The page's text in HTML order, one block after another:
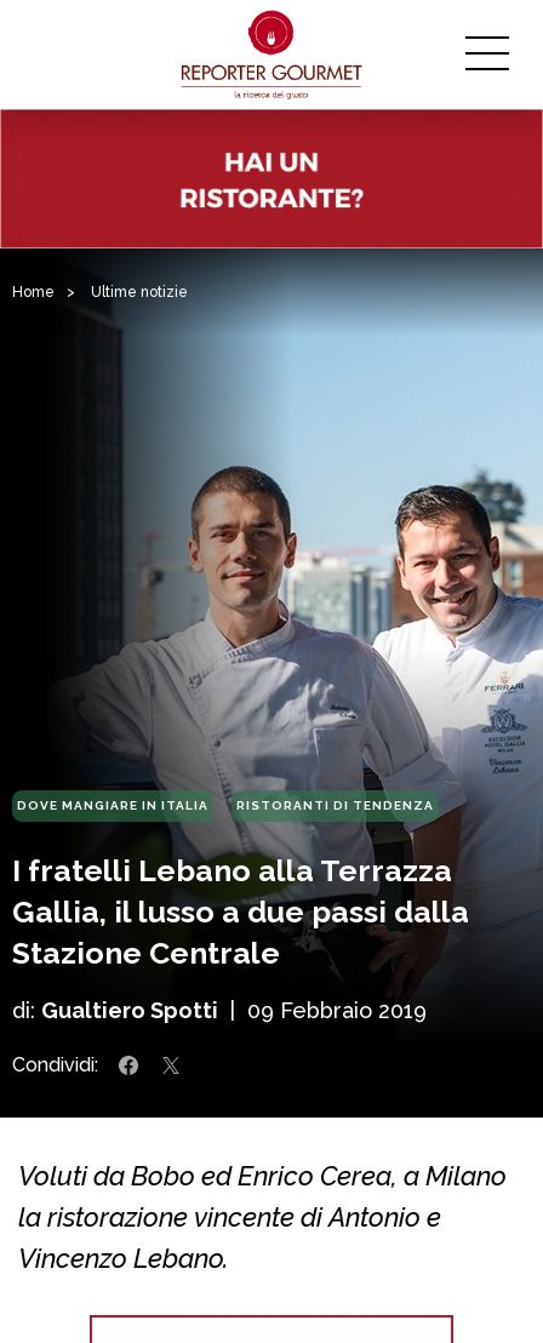
Home > Ultime notizie
DOVE MANGIARE IN ITALIA RISTORANTI DI TENDENZA
I fratelli Lebano alla Terrazza
Gallia, il lusso a due passi dalla
Stazione Centrale
di: Gualtiero Spotti 09 Febbraio 2019
Condividi:
Voluti da Bobo ed Enrico Cerea, a Milano
la ristorazione vincente di Antonio e
Vincenzo Lebano.